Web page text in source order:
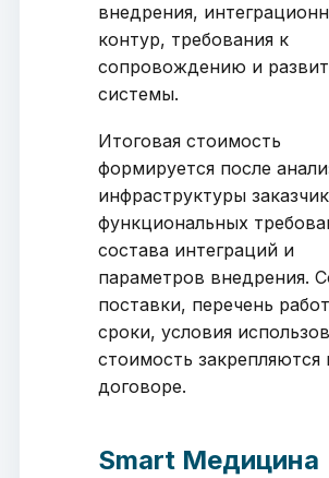
внедрения,
контур, требования к
сопровождению и
системы.
Итоговая стоимость
формируется после
инфраструктуры
функциональных
состава интеграций и
параметров внедрения.
поставки, перечень
сроки, условия
стоимость закрепляются
договоре.
Smart Медицина